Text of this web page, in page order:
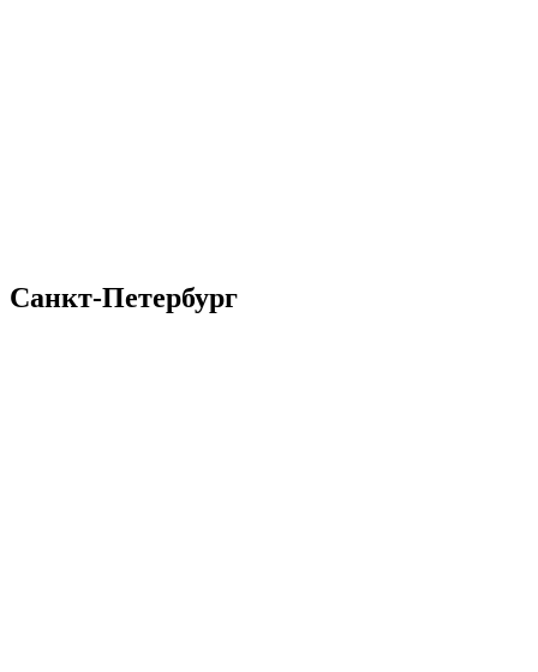
Санкт-Петербург